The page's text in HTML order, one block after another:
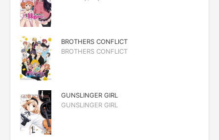
BROTHERS CONFLICT
BROTHERS CONFLICT
GUNSLINGER GIRL
GUNSLINGER GIRL